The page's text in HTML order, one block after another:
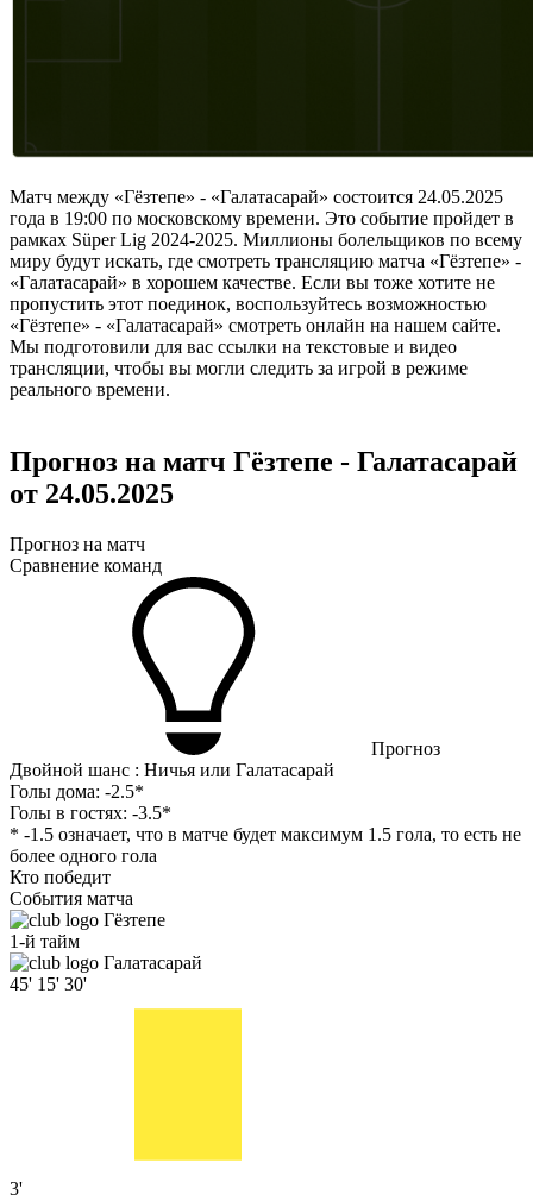
Матч между «Гёзтепе» - «Галатасарай» состоится 24.05.2025
года в 19:00 по московскому времени. Это событие пройдет в
рамках Süper Lig 2024-2025. Миллионы болельщиков по всему
миру будут искать, где смотреть трансляцию матча «Гёзтепе» -
«Галатасарай» в хорошем качестве. Если вы тоже хотите не
пропустить этот поединок, воспользуйтесь возможностью
«Гёзтепе» - «Галатасарай» смотреть онлайн на нашем сайте.
Мы подготовили для вас ссылки на текстовые и видео
трансляции, чтобы вы могли следить за игрой в режиме
реального времени.
Прогноз на матч Гёзтепе - Галатасарай
от 24.05.2025
Прогноз на матч
Сравнение команд
Прогноз
Двойной шанс : Ничья или Галатасарай
Голы дома: -2.5*
Голы в гостях: -3.5*
* -1.5 означает, что в матче будет максимум 1.5 гола, то есть не
более одного гола
Кто победит
События матча
Гёзтепе
1-й тайм
Галатасарай
45' 15' 30'
3'